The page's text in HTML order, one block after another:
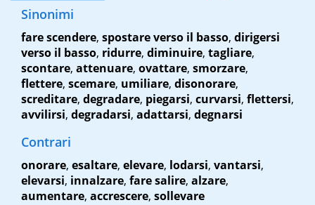
Sinonimi
fare scendere, spostare verso il basso, dirigersi
verso il basso, ridurre, diminuire, tagliare,
scontare, attenuare, ovattare, smorzare,
flettere, scemare, umiliare, disonorare,
screditare, degradare, piegarsi, curvarsi, flettersi,
avvilirsi, degradarsi, adattarsi, degnarsi
Contrari
onorare, esaltare, elevare, lodarsi, vantarsi,
elevarsi, innalzare, fare salire, alzare,
aumentare, accrescere, sollevare